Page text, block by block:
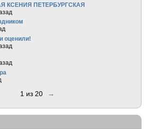
КСЕНИЯ ПЕТЕРБУРГСКАЯ
оценили!
1 из 20 →